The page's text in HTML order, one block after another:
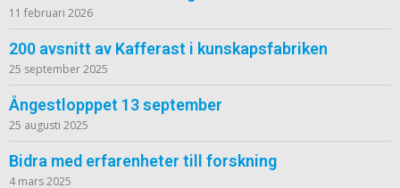
11 februari 2026
200 avsnitt av Kafferast i kunskapsfabriken
25 september 2025
Ångestlopppet 13 september
25 augusti 2025
Bidra med erfarenheter till forskning
4 mars 2025